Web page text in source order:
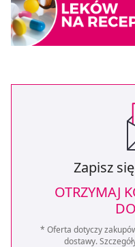
Zapisz
OTRZYMAJ
* Oferta dotyczy
dostawy.